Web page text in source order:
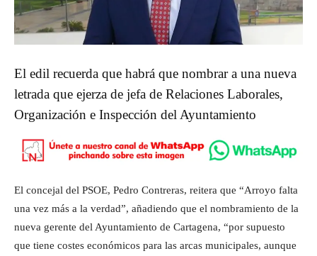
El edil recuerda que habrá que nombrar a una nueva
letrada que ejerza de jefa de Relaciones Laborales,
Organización e Inspección del Ayuntamiento
El concejal del PSOE, Pedro Contreras, reitera que “Arroyo falta
una vez más a la verdad”, añadiendo que el nombramiento de la
nueva gerente del Ayuntamiento de Cartagena, “por supuesto
que tiene costes económicos para las arcas municipales, aunque